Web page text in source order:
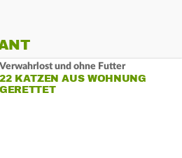
Verwahrlost und ohne Futter
22 KATZEN AUS WOHNUNG
GERETTET